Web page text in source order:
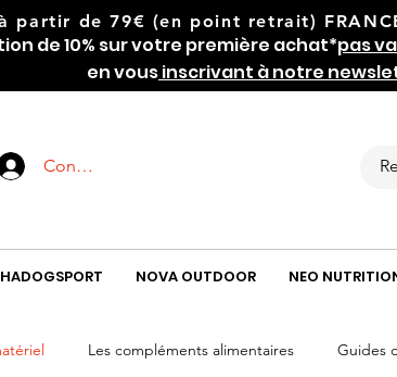
partir de 79€ (en point retrait)
de 10% sur votre première achat*pas
en vousinscrivant à notre
Connexion
NOVA OUTDOOR NEO
Les compléments alimentaires Guides